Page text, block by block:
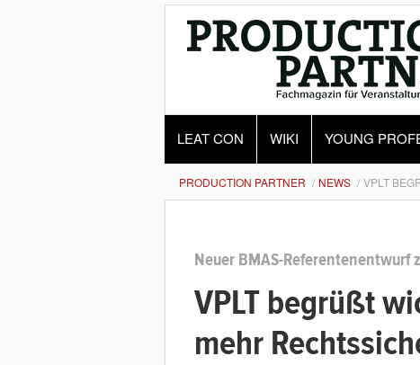
LEAT CON WIKI YOUNG
PRODUCTION PARTNER NEWS VPLT
Neuer BMAS-Referentenentwurf
VPLT begrüßt
mehr